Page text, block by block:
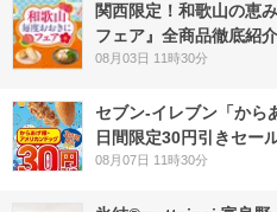
関西限定！和歌山の恵
フェア』全商品徹底紹介
08月03日 11時30分
セブン‐イレブン「から
日間限定30円引きセー
08月07日 11時30分